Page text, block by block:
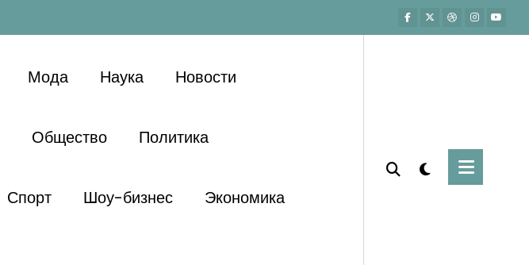
Мода Наука Новости
Общество Политика
Спорт Шоу-бизнес Экономика